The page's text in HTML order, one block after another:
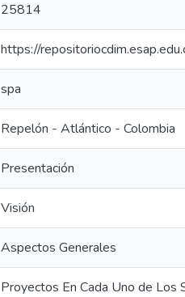
25814
https://
spa
Repelón - Atlántico - Colombia
Presentación
Visión
Aspectos Generales
Proyectos En Cada Uno de Los